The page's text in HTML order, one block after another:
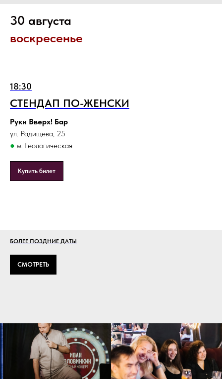
30 августа
воскресенье
18:30
СТЕНДАП ПО-ЖЕНСКИ
Руки Вверх! Бар
ул. Радищева, 25
● м. Геологическая
Купить билет
БОЛЕЕ ПОЗДНИЕ ДАТЫ
СМОТРЕТЬ